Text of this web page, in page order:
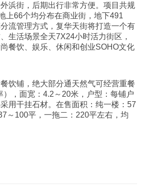
浜街，后期出行非常方便。项目共规
上66个均分布在商业街，地下491
流管理方式，复华天街将打造一个有
生活场景全天7X24小时活力街区，
餐饮、娱乐、休闲和创业SOHO文化
饮铺，绝大部分通天然气可经营重餐
），面宽：4.2～20米，户型：每铺户
用干挂石材。在售面积：纯一楼：57
～100平，一拖二：220平左右，均